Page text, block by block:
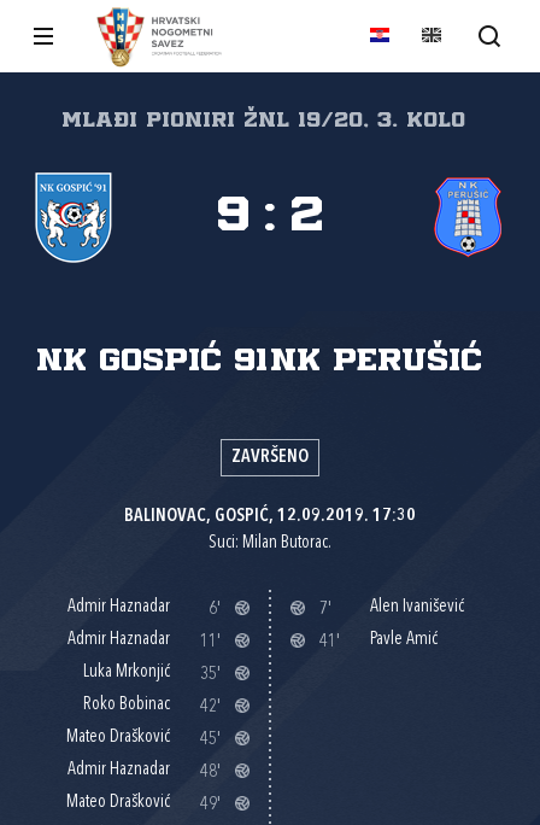
MLAĐI PIONIRI ŽNL 19/20, 3. kolo
NK Gospić 91NK Perušić
9 : 2
ZAVRŠENO
BALINOVAC, GOSPIĆ, 12.09.2019. 17:30
Suci: Milan Butorac.
Admir Haznadar
6'
Admir Haznadar
11'
Luka Mrkonjić
35'
Roko Bobinac
42'
Mateo Drašković
45'
Admir Haznadar
48'
Mateo Drašković
49'
7'
Alen Ivanišević
41'
Pavle Amić